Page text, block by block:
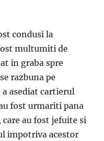
condusi la
multumiti de
in graba spre
razbuna pe
asediat cartierul
fost urmariti pana
care au fost jefuite si
impotriva acestor